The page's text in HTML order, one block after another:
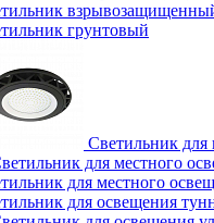
грунтовый
Светильник для
для местного
для освещения